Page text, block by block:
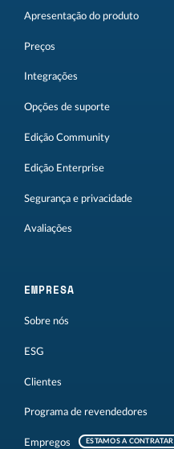
Apresentação do produto
Preços
Integrações
Opções de suporte
Edição Community
Edição Enterprise
Segurança e privacidade
Avaliações
EMPRESA
Sobre nós
ESG
Clientes
Programa de revendedores
Empregos ESTAMOS A CONTRATAR